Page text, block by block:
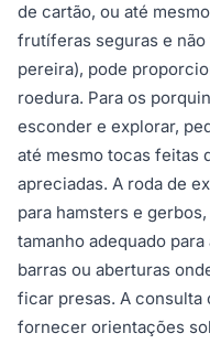
de cartão, ou até
frutíferas seguras e
pereira), pode
roedura. Para os
esconder e explorar,
até mesmo tocas feitas
apreciadas. A roda de
para hamsters e
tamanho adequado
barras ou aberturas
ficar presas. A consulta
fornecer orientações